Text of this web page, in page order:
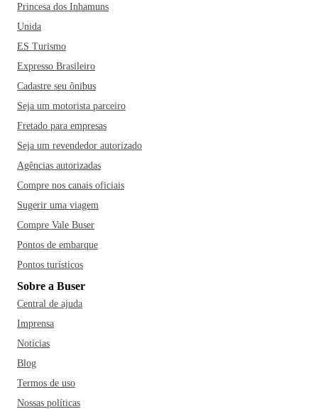
Princesa dos Inhamuns
Unida
ES Turismo
Expresso Brasileiro
Cadastre seu ônibus
Seja um motorista parceiro
Fretado para empresas
Seja um revendedor autorizado
Agências autorizadas
Compre nos canais oficiais
Sugerir uma viagem
Compre Vale Buser
Pontos de embarque
Pontos turísticos
Sobre a Buser
Central de ajuda
Imprensa
Notícias
Blog
Termos de uso
Nossas políticas